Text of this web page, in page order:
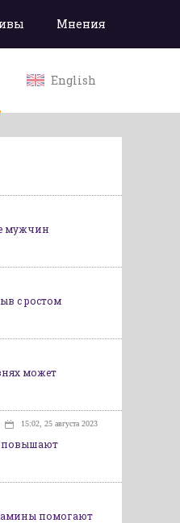
Мнения
English
мужчин
с ростом
может
15:02, 25 августа 2023
повышают
помогают